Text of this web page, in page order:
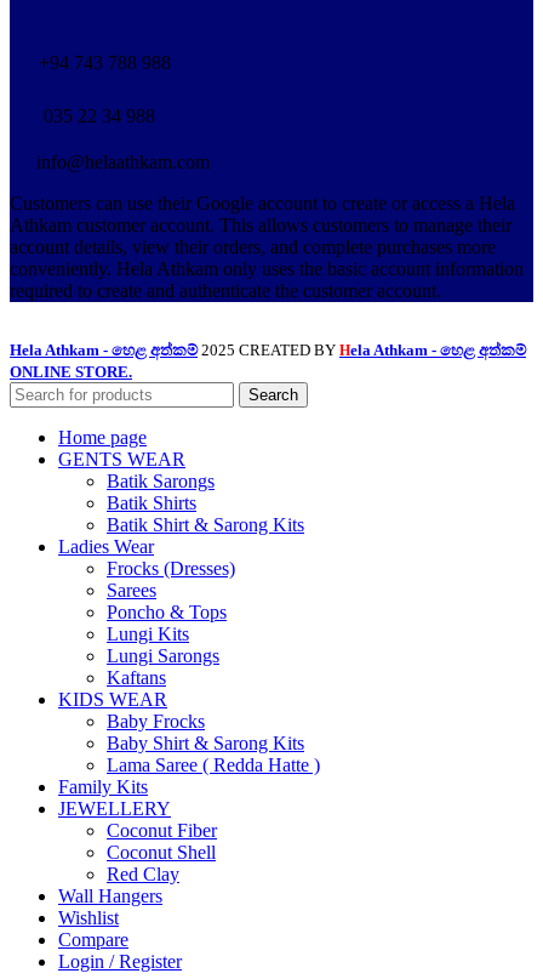
+94 743 788 988
035 22 34 988
info@helaathkam.com
Customers can use their Google account to create or access a Hela
Athkam customer account. This allows customers to manage their
account details, view their orders, and complete purchases more
conveniently. Hela Athkam only uses the basic account information
required to create and authenticate the customer account.
Hela Athkam - හෙළ අත්කම් 2025 CREATED BY Hela Athkam - හෙළ අත්කම්
ONLINE STORE.
Search
Home page
GENTS WEAR
Batik Sarongs
Batik Shirts
Batik Shirt & Sarong Kits
Ladies Wear
Frocks (Dresses)
Sarees
Poncho & Tops
Lungi Kits
Lungi Sarongs
Kaftans
KIDS WEAR
Baby Frocks
Baby Shirt & Sarong Kits
Lama Saree ( Redda Hatte )
Family Kits
JEWELLERY
Coconut Fiber
Coconut Shell
Red Clay
Wall Hangers
Wishlist
Compare
Login / Register